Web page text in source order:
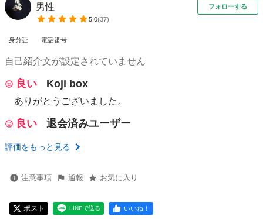
男性
5.0(37)
フォローする
身分証 電話番号
自己紹介文が設定されていません
良い Koji box
ありがとうございました。
良い 退会済みユーザー
評価をもっと見る
注意事項 通報 お気に入り
ポスト LINEで送る いいね！